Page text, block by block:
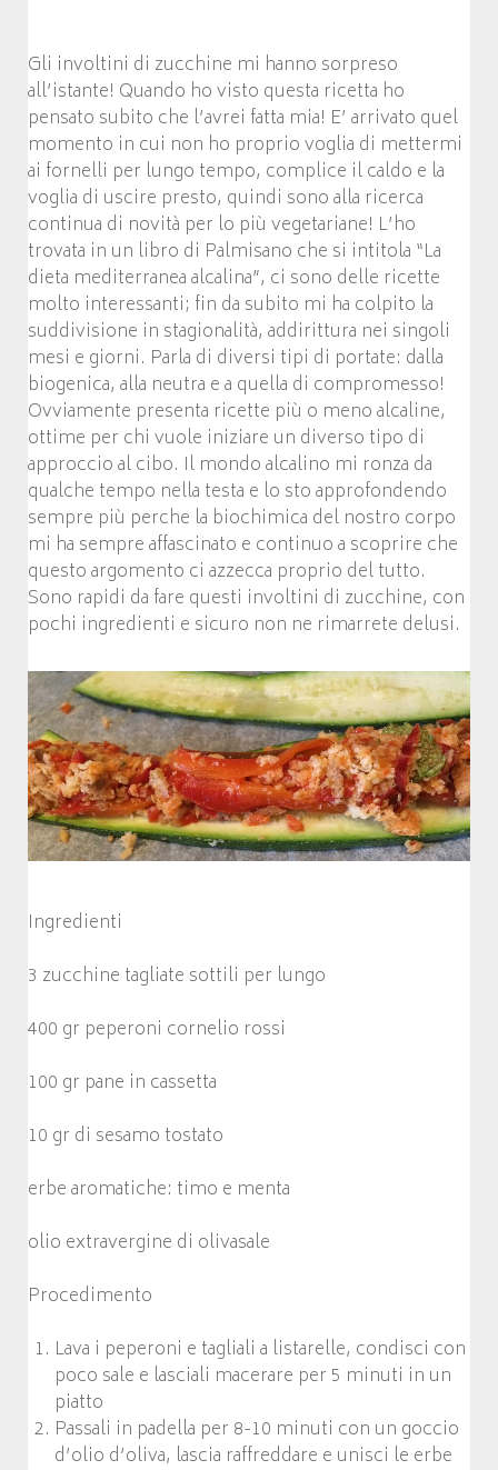
Gli involtini di zucchine mi hanno sorpreso
all’istante! Quando ho visto questa ricetta ho
pensato subito che l’avrei fatta mia! E’ arrivato quel
momento in cui non ho proprio voglia di mettermi
ai fornelli per lungo tempo, complice il caldo e la
voglia di uscire presto, quindi sono alla ricerca
continua di novità per lo più vegetariane! L’ho
trovata in un libro di Palmisano che si intitola “La
dieta mediterranea alcalina”, ci sono delle ricette
molto interessanti; fin da subito mi ha colpito la
suddivisione in stagionalità, addirittura nei singoli
mesi e giorni. Parla di diversi tipi di portate: dalla
biogenica, alla neutra e a quella di compromesso!
Ovviamente presenta ricette più o meno alcaline,
ottime per chi vuole iniziare un diverso tipo di
approccio al cibo. Il mondo alcalino mi ronza da
qualche tempo nella testa e lo sto approfondendo
sempre più perche la biochimica del nostro corpo
mi ha sempre affascinato e continuo a scoprire che
questo argomento ci azzecca proprio del tutto.
Sono rapidi da fare questi involtini di zucchine, con
pochi ingredienti e sicuro non ne rimarrete delusi.
Ingredienti
3 zucchine tagliate sottili per lungo
400 gr peperoni cornelio rossi
100 gr pane in cassetta
10 gr di sesamo tostato
erbe aromatiche: timo e menta
olio extravergine di olivasale
Procedimento
Lava i peperoni e tagliali a listarelle, condisci con
poco sale e lasciali macerare per 5 minuti in un
piatto
Passali in padella per 8-10 minuti con un goccio
d’olio d’oliva, lascia raffreddare e unisci le erbe